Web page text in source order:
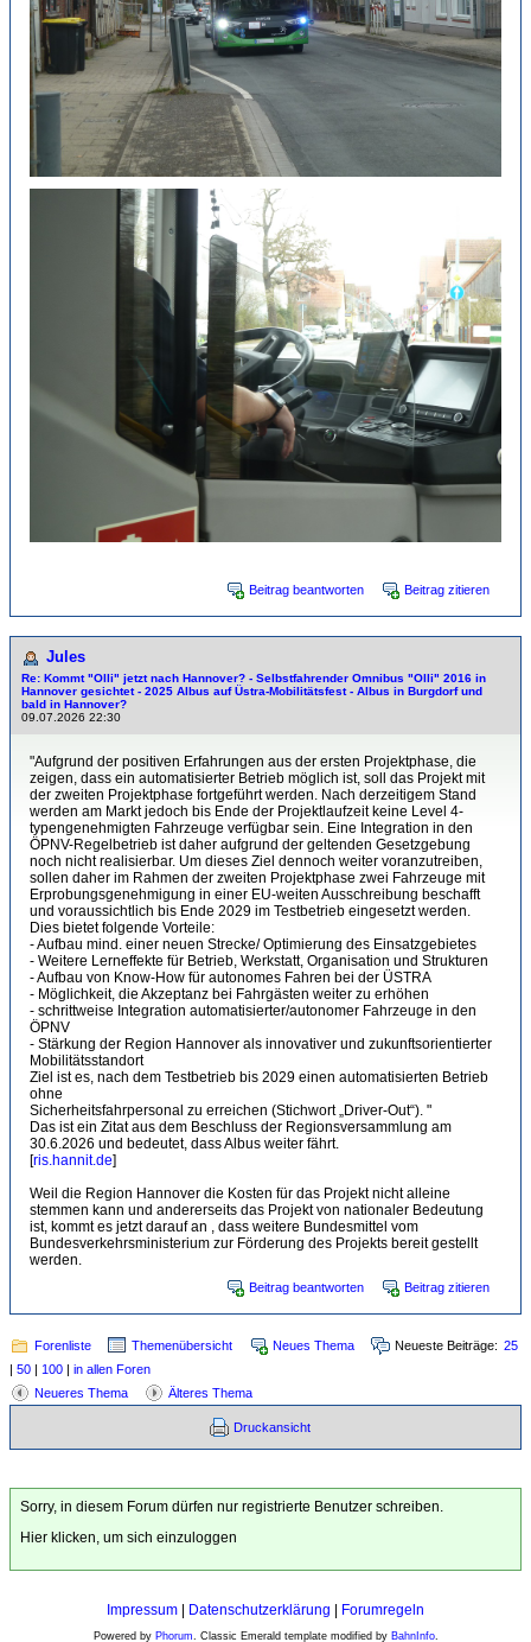
Beitrag beantworten Beitrag zitieren
Jules
Re: Kommt "Olli" jetzt nach Hannover? - Selbstfahrender Omnibus "Olli" 2016 in
Hannover gesichtet - 2025 Albus auf Üstra-Mobilitätsfest - Albus in Burgdorf und
bald in Hannover?
09.07.2026 22:30
"Aufgrund der positiven Erfahrungen aus der ersten Projektphase, die
zeigen, dass ein automatisierter Betrieb möglich ist, soll das Projekt mit
der zweiten Projektphase fortgeführt werden. Nach derzeitigem Stand
werden am Markt jedoch bis Ende der Projektlaufzeit keine Level 4-
typengenehmigten Fahrzeuge verfügbar sein. Eine Integration in den
ÖPNV-Regelbetrieb ist daher aufgrund der geltenden Gesetzgebung
noch nicht realisierbar. Um dieses Ziel dennoch weiter voranzutreiben,
sollen daher im Rahmen der zweiten Projektphase zwei Fahrzeuge mit
Erprobungsgenehmigung in einer EU-weiten Ausschreibung beschafft
und voraussichtlich bis Ende 2029 im Testbetrieb eingesetzt werden.
Dies bietet folgende Vorteile:
- Aufbau mind. einer neuen Strecke/ Optimierung des Einsatzgebietes
- Weitere Lerneffekte für Betrieb, Werkstatt, Organisation und Strukturen
- Aufbau von Know-How für autonomes Fahren bei der ÜSTRA
- Möglichkeit, die Akzeptanz bei Fahrgästen weiter zu erhöhen
- schrittweise Integration automatisierter/autonomer Fahrzeuge in den
ÖPNV
- Stärkung der Region Hannover als innovativer und zukunftsorientierter
Mobilitätsstandort
Ziel ist es, nach dem Testbetrieb bis 2029 einen automatisierten Betrieb
ohne
Sicherheitsfahrpersonal zu erreichen (Stichwort „Driver-Out“). "
Das ist ein Zitat aus dem Beschluss der Regionsversammlung am
30.6.2026 und bedeutet, dass Albus weiter fährt.
[ris.hannit.de]
Weil die Region Hannover die Kosten für das Projekt nicht alleine
stemmen kann und andererseits das Projekt von nationaler Bedeutung
ist, kommt es jetzt darauf an , dass weitere Bundesmittel vom
Bundesverkehrsministerium zur Förderung des Projekts bereit gestellt
werden.
Beitrag beantworten Beitrag zitieren
Forenliste Themenübersicht Neues Thema Neueste Beiträge: 25
50 100
in allen Foren
Neueres Thema
Älteres Thema
Druckansicht
Sorry, in diesem Forum dürfen nur registrierte Benutzer schreiben.
Hier klicken, um sich einzuloggen
Impressum Datenschutzerklärung Forumregeln
Powered by Phorum. Classic Emerald template modified by BahnInfo.